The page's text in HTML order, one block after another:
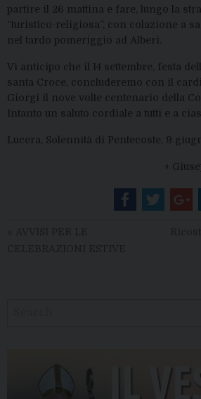
partire il 26 mattina e fare, lungo la
“turistico-religiosa”, con colazione a
nel tardo pomeriggio ad Alberi.
Vi anticipo che il 14 settembre, festa
santa Croce, concluderemo con il
Giorgi il nove volte centenario della
Intanto un saluto cordiale a tutti e a
Lucera, Solennità di Pentecoste, 9
+